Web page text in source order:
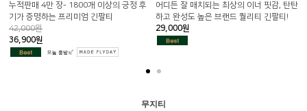
누적판매 4만 장- 1800개 이상의 긍정 후
기가 증명하는 프리미엄 긴팔티
42,000원
36,900원
어디든 잘 매치되는 최상의 이너 핏감, 탄탄
하고 완성도 높은 브랜드 퀄리티 긴팔티!
29,000원
무지티